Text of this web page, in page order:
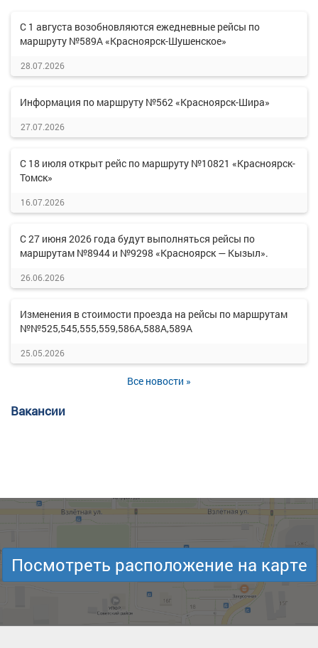
С 1 августа возобновляются ежедневные рейсы по
маршруту №589А «Красноярск-Шушенское»
28.07.2026
Информация по маршруту №562 «Красноярск-Шира»
27.07.2026
С 18 июля открыт рейс по маршруту №10821 «Красноярск-
Томск»
16.07.2026
С 27 июня 2026 года будут выполняться рейсы по
маршрутам №8944 и №9298 «Красноярск — Кызыл».
26.06.2026
Изменения в стоимости проезда на рейсы по маршрутам
№№525,545,555,559,586А,588А,589А
25.05.2026
Все новости »
Вакансии
Посмотреть расположение на карте